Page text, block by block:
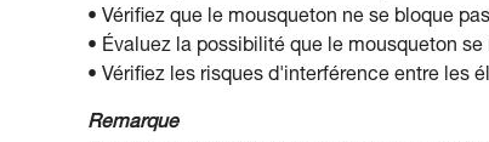
• Vérifiez que le mousqueton ne se bloque
• Évaluez la possibilité que le mousqueton
• Vérifiez les risques d'interférence entre les
Remarque